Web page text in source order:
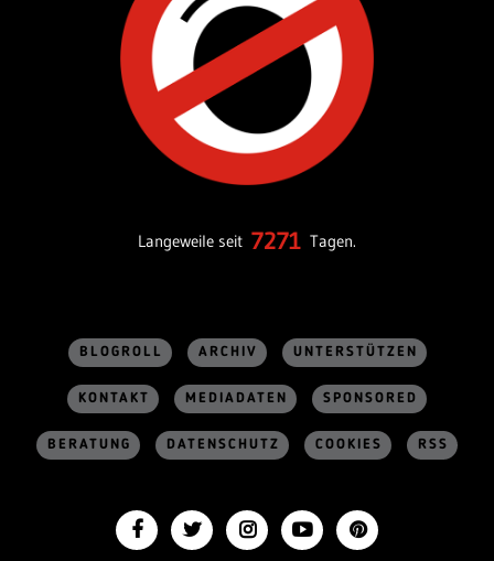
Langeweile seit 7271 Tagen.
BLOGROLL ARCHIV UNTERSTÜTZEN
KONTAKT MEDIADATEN SPONSORED
BERATUNG DATENSCHUTZ COOKIES RSS